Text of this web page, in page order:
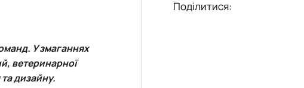
У змаганнях
ветеринарної
дизайну.
Поділитися: